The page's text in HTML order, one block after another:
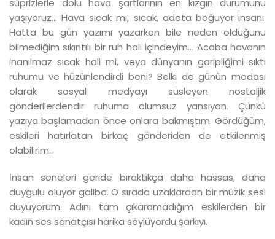
süprizlerle dolu hava şartlarının en kızgın durumunu
yaşıyoruz… Hava sıcak mı, sıcak, adeta boğuyor insanı.
Hatta bu gün yazımı yazarken bile neden olduğunu
bilmediğim sıkıntılı bir ruh hali içindeyim... Acaba havanın
inanılmaz sıcak hali mi, veya dünyanın garipliğimi sıktı
ruhumu ve hüzünlendirdi beni? Belki de günün modası
olarak sosyal medyayı süsleyen nostaljik
gönderilerdendir ruhuma olumsuz yansıyan. Çünkü
yazıya başlamadan önce onlara bakmıştım. Gördüğüm,
eskileri hatırlatan birkaç gönderiden de etkilenmiş
olabilirim..
İnsan seneleri geride bıraktıkça daha hassas, daha
duygulu oluyor galiba. O sırada uzaklardan bir müzik sesi
duyuyorum. Adını tam çıkaramadığım eskilerden bir
kadın ses sanatçısı harika söylüyordu şarkıyı.